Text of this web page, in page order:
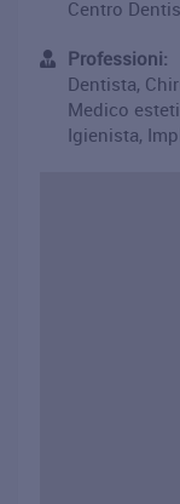
Centro
Professioni:
Dentista,
Medico
Igienista,